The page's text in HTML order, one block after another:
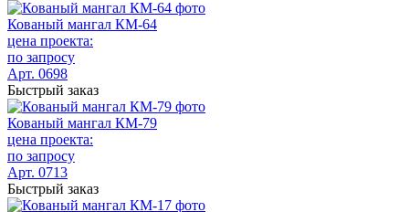
Кованый мангал КМ-64
цена проекта:
по запросу
Арт. 0698
Быстрый заказ
Кованый мангал КМ-79
цена проекта:
по запросу
Арт. 0713
Быстрый заказ